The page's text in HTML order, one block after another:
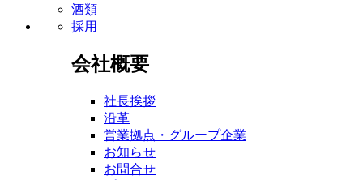
酒類
採用
会社概要
社長挨拶
沿革
営業拠点・グループ企業
お知らせ
お問合せ